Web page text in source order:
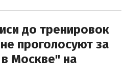
до тренировок
проголосуют за
Москве" на